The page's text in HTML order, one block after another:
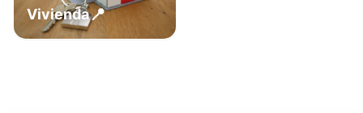
Vivienda📍